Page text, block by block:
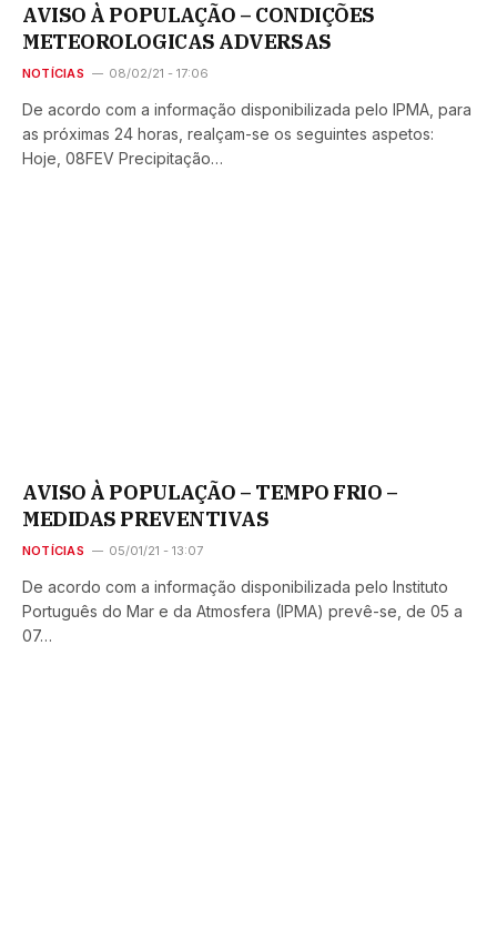
AVISO À POPULAÇÃO – CONDIÇÕES
METEOROLOGICAS ADVERSAS
NOTÍCIAS 08/02/21 - 17:06
De acordo com a informação disponibilizada pelo IPMA, para
as próximas 24 horas, realçam-se os seguintes aspetos:
Hoje, 08FEV Precipitação…
AVISO À POPULAÇÃO – TEMPO FRIO –
MEDIDAS PREVENTIVAS
NOTÍCIAS 05/01/21 - 13:07
De acordo com a informação disponibilizada pelo Instituto
Português do Mar e da Atmosfera (IPMA) prevê-se, de 05 a
07…